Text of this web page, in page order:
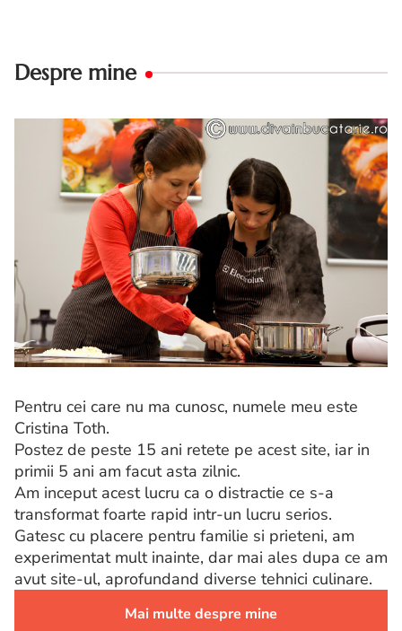
Despre mine
Pentru cei care nu ma cunosc, numele meu este
Cristina Toth.
Postez de peste 15 ani retete pe acest site, iar in
primii 5 ani am facut asta zilnic.
Am inceput acest lucru ca o distractie ce s-a
transformat foarte rapid intr-un lucru serios.
Gatesc cu placere pentru familie si prieteni, am
experimentat mult inainte, dar mai ales dupa ce am
avut site-ul, aprofundand diverse tehnici culinare.
Mai multe despre mine